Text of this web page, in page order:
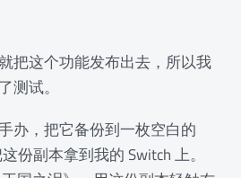
把这个功能发布出去，所以我
测试。
办，把它备份到一枚空白的
份副本拿到我的 Switch 上。